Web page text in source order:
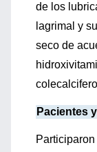
de los
lagrimal y
seco de
Pacientes